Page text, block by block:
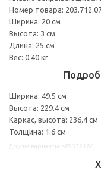
Номер товара:
Ширина: 20 см
Высота: 3 см
Длина: 25 см
Вес: 0.40 кг
Ширина: 49.5 см
Высота: 229.4 см
Каркас, высота: 236.4 см
Толщина: 1.6 см